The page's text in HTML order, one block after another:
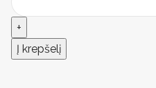
Į krepšelį